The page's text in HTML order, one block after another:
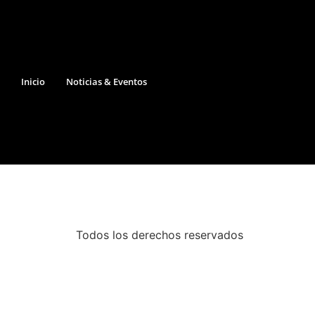
Inicio Noticias & Eventos
Todos los derechos reservados